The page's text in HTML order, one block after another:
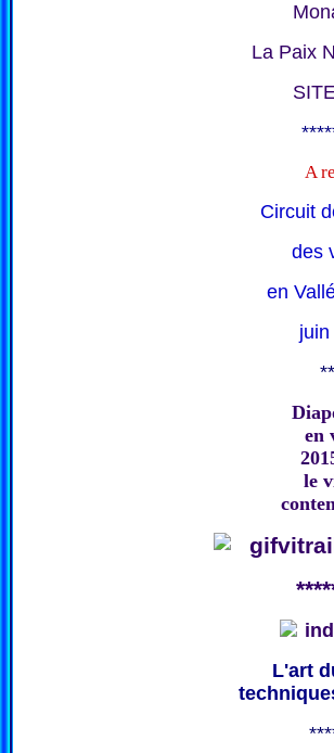
La Paix
A
Circuit
des
en
en
le
L'art